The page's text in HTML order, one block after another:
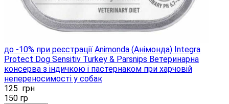
до -10% при реєстрації Animonda (Анімонда) Integra
Protect Dog Sensitiv Turkey & Parsnips Ветеринарна
консерва з індичкою і пастернаком при харчовій
непереносимості у собак
125 грн
150 гр